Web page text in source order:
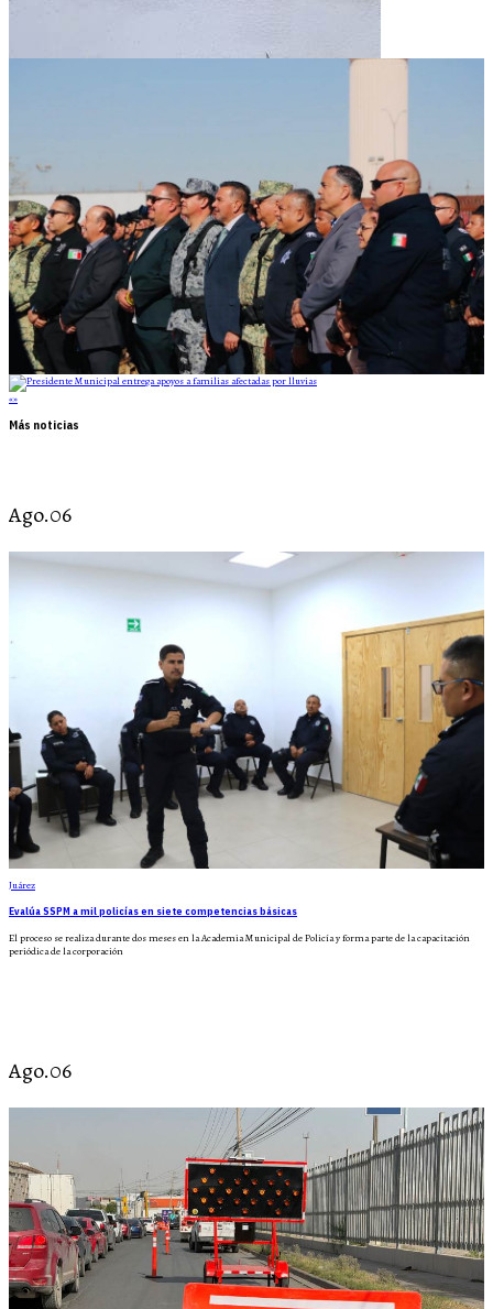
«»
Más noticias
Ago.06
Juárez
Evalúa SSPM a mil policías en siete competencias básicas
El proceso se realiza durante dos meses en la Academia Municipal de Policía y forma parte de la capacitación
periódica de la corporación
Ago.06